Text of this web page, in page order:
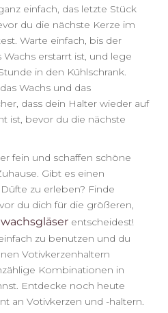
einfach, das letzte Stück
du die nächste Kerze im
Warte einfach, bis der
erstarrt ist, und lege
in den Kühlschrank.
Wachs und das
dass dein Halter wieder auf
ist, bevor du die nächste
fein und schaffen schöne
Gibt es einen
zu erleben? Finde
du dich für die größeren,
entscheidest!
zu benutzen und du
Votivkerzenhaltern
Kombinationen in
Entdecke noch heute
an Votivkerzen und -haltern.